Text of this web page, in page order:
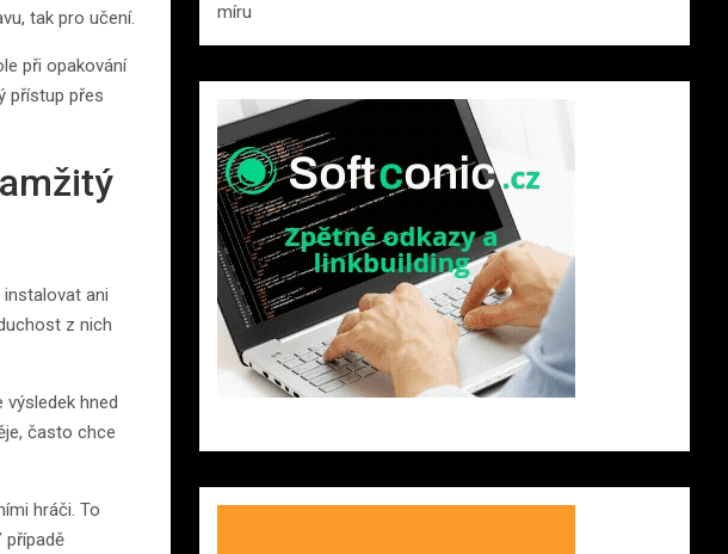
tak pro učení.
při opakování
přístup přes
ani
z nich
hned
často chce
hráči. To
případě
míru